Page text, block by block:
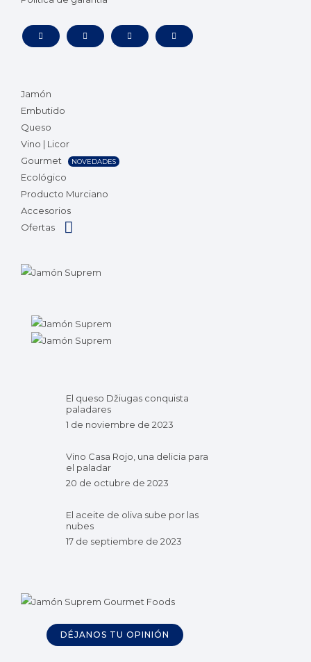
Jamón
Embutido
Queso
Vino | Licor
Gourmet
NOVEDADES
Ecológico
Producto Murciano
Accesorios
Ofertas
El queso Džiugas conquista
paladares
1 de noviembre de 2023
Vino Casa Rojo, una delicia para
el paladar
20 de octubre de 2023
El aceite de oliva sube por las
nubes
17 de septiembre de 2023
DÉJANOS TU OPINIÓN